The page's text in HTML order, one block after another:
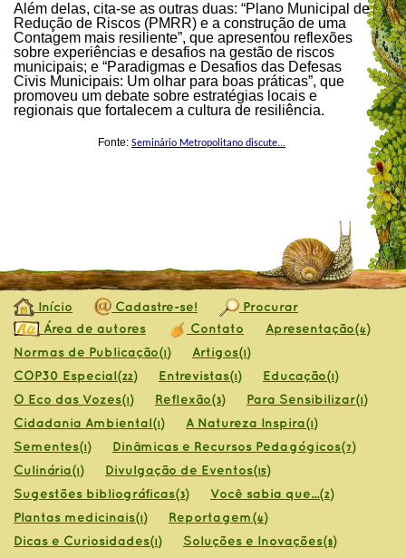
Além delas, cita-se as outras duas: “Plano Municipal de
Redução de Riscos (PMRR) e a construção de uma
Contagem mais resiliente”, que apresentou reflexões
sobre experiências e desafios na gestão de riscos
municipais; e “Paradigmas e Desafios das Defesas
Civis Municipais: Um olhar para boas práticas”, que
promoveu um debate sobre estratégias locais e
regionais que fortalecem a cultura de resiliência.
Fonte: Seminário Metropolitano discute...
Início Cadastre-se!
Procurar
Área de autores
Contato Apresentação(4)
Normas de Publicação(1) Artigos(1)
COP30 Especial(22) Entrevistas(1) Educação(1)
O Eco das Vozes(1) Reflexão(3) Para Sensibilizar(1)
Cidadania Ambiental(1) A Natureza Inspira(1)
Sementes(1) Dinâmicas e Recursos Pedagógicos(7)
Culinária(1) Divulgação de Eventos(15)
Sugestões bibliográficas(3) Você sabia que...(2)
Plantas medicinais(1) Reportagem(4)
Dicas e Curiosidades(1) Soluções e Inovações(8)